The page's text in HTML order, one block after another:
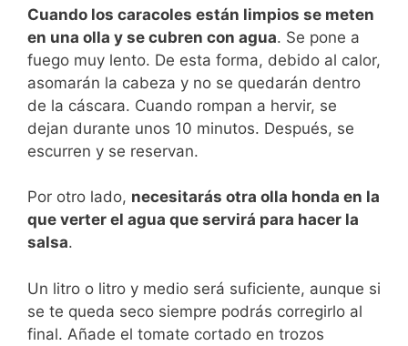
Cuando los caracoles están limpios se meten
en una olla y se cubren con agua. Se pone a
fuego muy lento. De esta forma, debido al calor,
asomarán la cabeza y no se quedarán dentro
de la cáscara. Cuando rompan a hervir, se
dejan durante unos 10 minutos. Después, se
escurren y se reservan.
Por otro lado, necesitarás otra olla honda en la
que verter el agua que servirá para hacer la
salsa.
Un litro o litro y medio será suficiente, aunque si
se te queda seco siempre podrás corregirlo al
final. Añade el tomate cortado en trozos